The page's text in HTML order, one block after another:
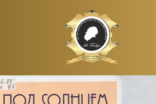
Здесь, в своем